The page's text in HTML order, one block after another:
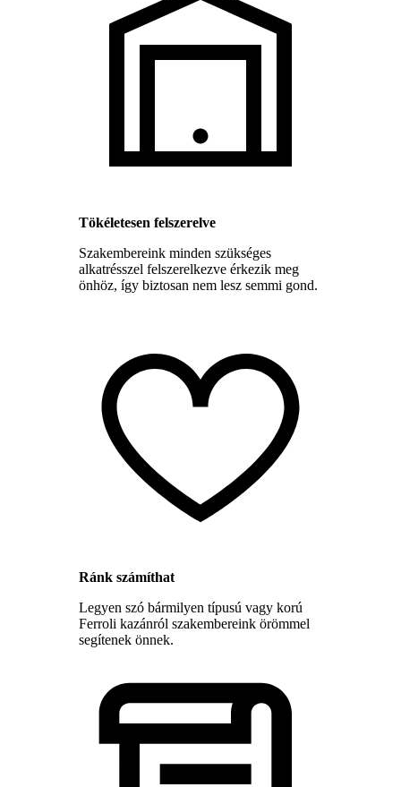
Tökéletesen felszerelve
Szakembereink minden szükséges
alkatrésszel felszerelkezve érkezik meg
önhöz, így biztosan nem lesz semmi gond.
Ránk számíthat
Legyen szó bármilyen típusú vagy korú
Ferroli kazánról szakembereink örömmel
segítenek önnek.